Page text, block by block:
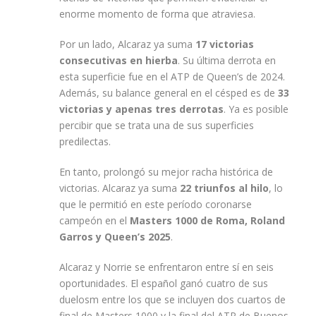
enorme momento de forma que atraviesa.
Por un lado, Alcaraz ya suma 17 victorias
consecutivas en hierba. Su última derrota en
esta superficie fue en el ATP de Queen’s de 2024.
Además, su balance general en el césped es de 33
victorias y apenas tres derrotas. Ya es posible
percibir que se trata una de sus superficies
predilectas.
En tanto, prolongó su mejor racha histórica de
victorias. Alcaraz ya suma 22 triunfos al hilo, lo
que le permitió en este período coronarse
campeón en el Masters 1000 de Roma, Roland
Garros y Queen’s 2025.
Alcaraz y Norrie se enfrentaron entre sí en seis
oportunidades. El español ganó cuatro de sus
duelosm entre los que se incluyen dos cuartos de